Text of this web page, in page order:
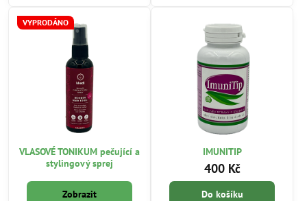
VYPRODÁNO
VLASOVÉ TONIKUM pečující a
stylingový sprej
Zobrazit
IMUNITIP
400 Kč
Do košíku